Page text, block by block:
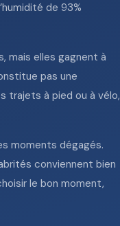
de 93%
mais elles gagnent à
pas une
trajets à pied ou à vélo,
moments dégagés.
conviennent bien
le bon moment,